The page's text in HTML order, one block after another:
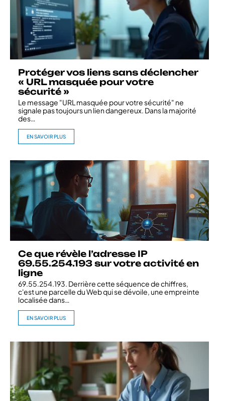
Protéger vos liens sans déclencher
« URL masquée pour votre
sécurité »
Le message "URL masquée pour votre sécurité" ne
signale pas toujours un lien dangereux. Dans la majorité
des…
EN SAVOIR PLUS
Ce que révèle l’adresse IP
69.55.254.193 sur votre activité en
ligne
69.55.254.193. Derrière cette séquence de chiffres,
c'est une parcelle du Web qui se dévoile, une empreinte
localisée dans…
EN SAVOIR PLUS